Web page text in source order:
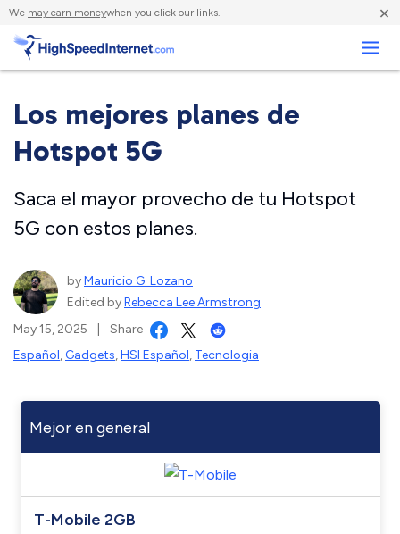
We may earn moneywhen you click our links. ×
Los mejores planes de
Hotspot 5G
Saca el mayor provecho de tu Hotspot
5G con estos planes.
byMauricio G. Lozano
Edited byRebecca Lee Armstrong
May 15, 2025
Share
Español, Gadgets,HSI Español, Tecnologia
Mejor en general
T-Mobile 2GB